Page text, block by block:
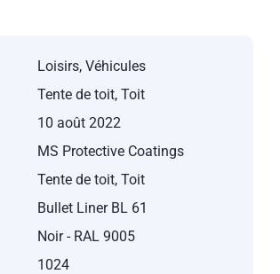
Loisirs, Véhicules
Tente de toit, Toit
10 août 2022
MS Protective Coatings
Tente de toit, Toit
Bullet Liner BL 61
Noir - RAL 9005
1024